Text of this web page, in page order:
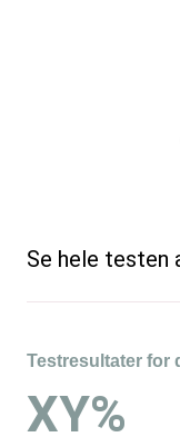
Se hele testen
Testresultater for
XY%